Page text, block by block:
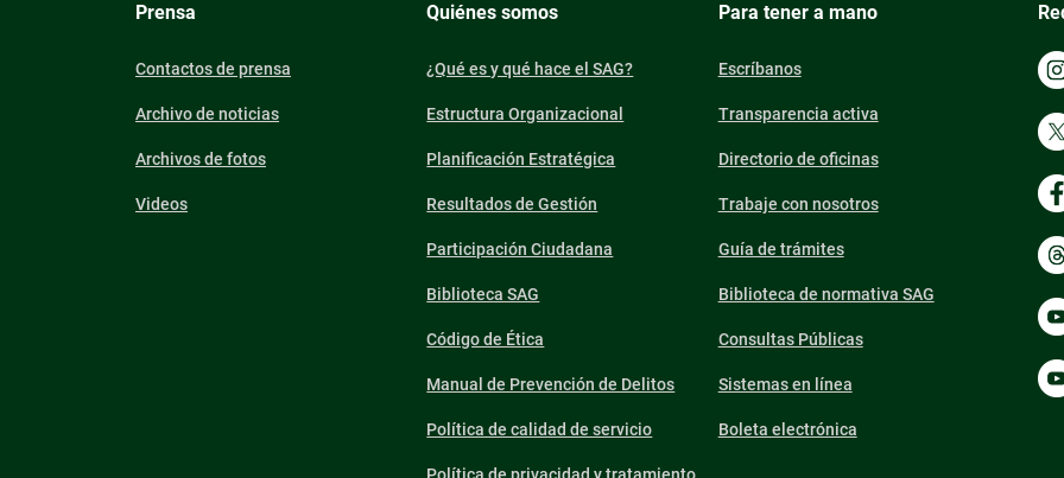
Prensa
Contactos de prensa
Archivo de noticias
Archivos de fotos
Videos
Quiénes somos
¿Qué es y qué hace el SAG?
Estructura Organizacional
Planificación Estratégica
Resultados de Gestión
Participación Ciudadana
Biblioteca SAG
Código de Ética
Manual de Prevención de Delitos
Política de calidad de servicio
Para tener a mano
Escríbanos
Transparencia activa
Directorio de oficinas
Trabaje con nosotros
Guía de trámites
Biblioteca de normativa SAG
Consultas Públicas
Sistemas en línea
Boleta electrónica